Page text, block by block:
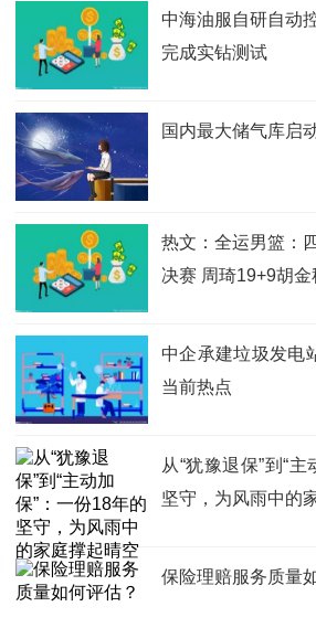
中海油服自研自动
完成实钻测试
国内最大储气库启
热文：全运男篮：
决赛 周琦19+9胡金
中企承建垃圾发电
当前热点
从“犹豫退保”到“
坚守，为风雨中的
保险理赔服务质量